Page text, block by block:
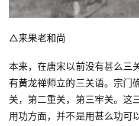
△来果老和尚
本来，在唐宋以前没有甚么三
有黄龙禅师立的三关语。宗门
关，第二重关，第三牢关。这
用功方面，并不是用甚么功可